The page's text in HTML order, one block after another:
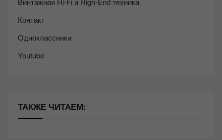
Контакт
Одноклассники
Youtube
ТАКЖЕ ЧИТАЕМ: